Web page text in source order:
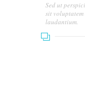
Sed ut
sit
laudantium.